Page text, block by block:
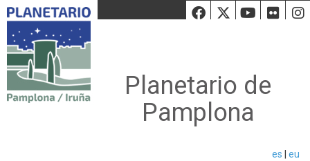
Facebook
Twiiter
Planetario de
Pamplona
es eu